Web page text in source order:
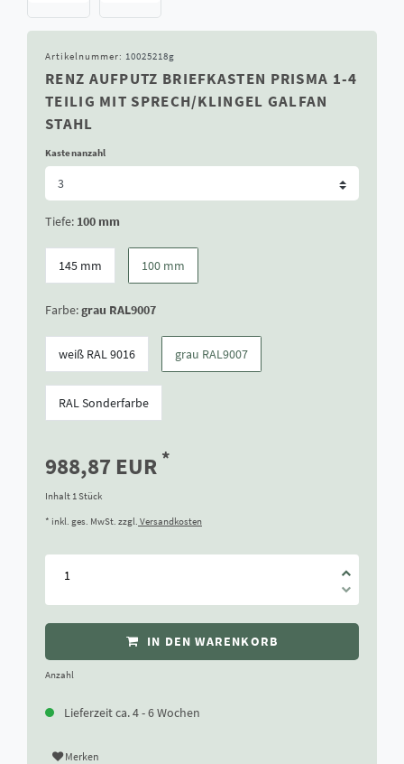
Artikelnummer: 10025218g
RENZ AUFPUTZ BRIEFKASTEN PRISMA 1-4
TEILIG MIT SPRECH/KLINGEL GALFAN
STAHL
Kastenanzahl
Tiefe: 100 mm
145 mm 100 mm
Farbe:grau RAL9007
weiß RAL 9016 grau RAL9007
RAL Sonderfarbe
988,87 EUR *
Inhalt 1Stück
* inkl. ges. MwSt. zzgl. Versandkosten
IN DEN WARENKORB
Anzahl
Lieferzeit ca. 4 - 6 Wochen
Merken